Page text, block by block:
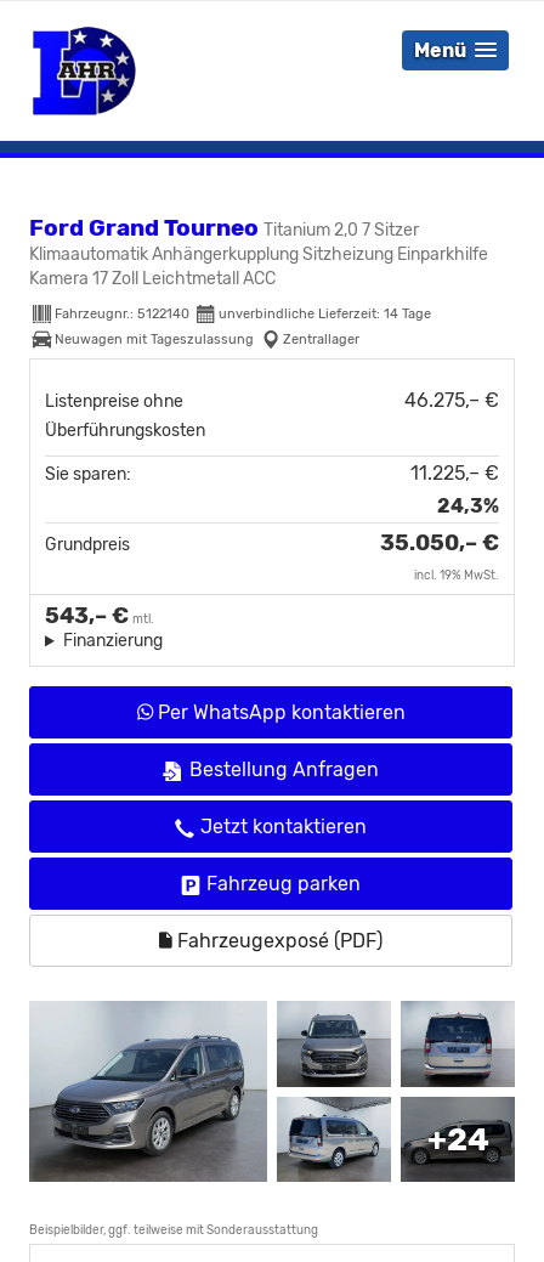
Menü
Ford Grand Tourneo Titanium 2,0 7 Sitzer
Klimaautomatik Anhängerkupplung Sitzheizung Einparkhilfe
Kamera 17 Zoll Leichtmetall ACC
Fahrzeugnr.: 5122140 unverbindliche Lieferzeit: 14 Tage
Neuwagen mit Tageszulassung
Zentrallager
Listenpreise ohne
Überführungskosten
46.275,– €
Sie sparen:
11.225,– €
24,3%
Grundpreis 35.050,– €
incl. 19% MwSt.
543,– € mtl.
Finanzierung
Per WhatsApp kontaktieren
Bestellung Anfragen
Jetzt kontaktieren
Fahrzeug parken
Fahrzeugexposé (PDF)
+24
Beispielbilder, ggf. teilweise mit Sonderausstattung